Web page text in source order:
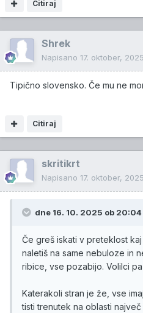
Citiraj
Shrek
Napisano 17. oktober, 2025
Tipično slovensko. Če mu ne
Citiraj
skritikrt
Napisano 17. oktober, 2025
dne 16. 10. 2025 ob 20:04
Če greš iskati v preteklost
naletiš na same nebuloze in
ribice, vse pozabijo. Volilci pa
Katerakoli stran je že, vse
tisti trenutek na oblasti